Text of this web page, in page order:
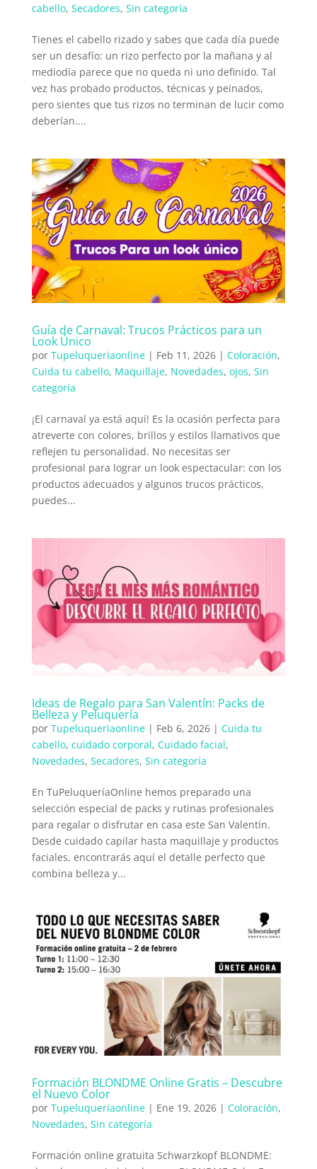
cabello, Secadores, Sin categoría
Tienes el cabello rizado y sabes que cada día puede
ser un desafío: un rizo perfecto por la mañana y al
mediodía parece que no queda ni uno definido. Tal
vez has probado productos, técnicas y peinados,
pero sientes que tus rizos no terminan de lucir como
deberían....
Guía de Carnaval: Trucos Prácticos para un
Look Único
por Tupeluqueriaonline| Feb 11, 2026| Coloración,
Cuida tu cabello, Maquillaje, Novedades, ojos, Sin
categoría
¡El carnaval ya está aquí! Es la ocasión perfecta para
atreverte con colores, brillos y estilos llamativos que
reflejen tu personalidad. No necesitas ser
profesional para lograr un look espectacular: con los
productos adecuados y algunos trucos prácticos,
puedes...
Ideas de Regalo para San Valentín: Packs de
Belleza y Peluquería
por Tupeluqueriaonline| Feb 6, 2026| Cuida tu
cabello, cuidado corporal, Cuidado facial,
Novedades, Secadores, Sin categoría
En TuPeluqueríaOnline hemos preparado una
selección especial de packs y rutinas profesionales
para regalar o disfrutar en casa este San Valentín.
Desde cuidado capilar hasta maquillaje y productos
faciales, encontrarás aquí el detalle perfecto que
combina belleza y...
Formación BLONDME Online Gratis – Descubre
el Nuevo Color
por Tupeluqueriaonline| Ene 19, 2026| Coloración,
Novedades, Sin categoría
Formación online gratuita Schwarzkopf BLONDME: